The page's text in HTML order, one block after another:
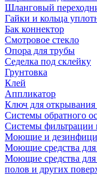
Шланговый
Гайки и кольца
Бак коннектор
Смотровое стекло
Опора для трубы
Седелка под склейку
Грунтовка
Клей
Аппликатор
Ключ для открывания
Системы обратного
Системы фильтрации
Моющие и
Моющие средства
Моющие средства
полов и других